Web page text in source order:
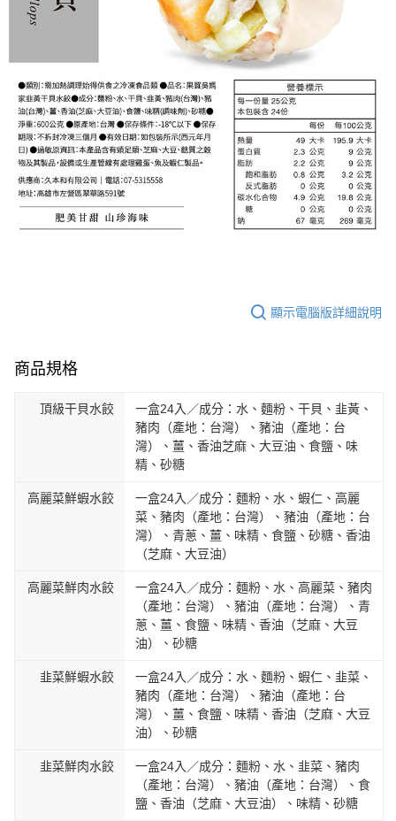
顯示電腦版詳細說明
商品規格
頂級干貝水餃
一盒24入／成分：水、麵粉、干貝、韭黃、
豬肉（產地：台灣）、豬油（產地：台
灣）、薑、香油芝麻、大豆油、食鹽、味
精、砂糖
高麗菜鮮蝦水餃
一盒24入／成分：麵粉、水、蝦仁、高麗
菜、豬肉（產地：台灣）、豬油（產地：台
灣）、青蔥、薑、味精、食鹽、砂糖、香油
（芝麻、大豆油）
高麗菜鮮肉水餃
一盒24入／成分：麵粉、水、高麗菜、豬肉
（產地：台灣）、豬油（產地：台灣）、青
蔥、薑、食鹽、味精、香油（芝麻、大豆
油）、砂糖
韭菜鮮蝦水餃
一盒24入／成分：水、麵粉、蝦仁、韭菜、
豬肉（產地：台灣）、豬油（產地：台
灣）、薑、食鹽、味精、香油（芝麻、大豆
油）、砂糖
韭菜鮮肉水餃
一盒24入／成分：麵粉、水、韭菜、豬肉
（產地：台灣）、豬油（產地：台灣）、食
鹽、香油（芝麻、大豆油）、味精、砂糖